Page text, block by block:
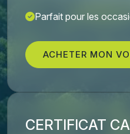
Parfait pour les
ACHETER MON
CERTIFICAT